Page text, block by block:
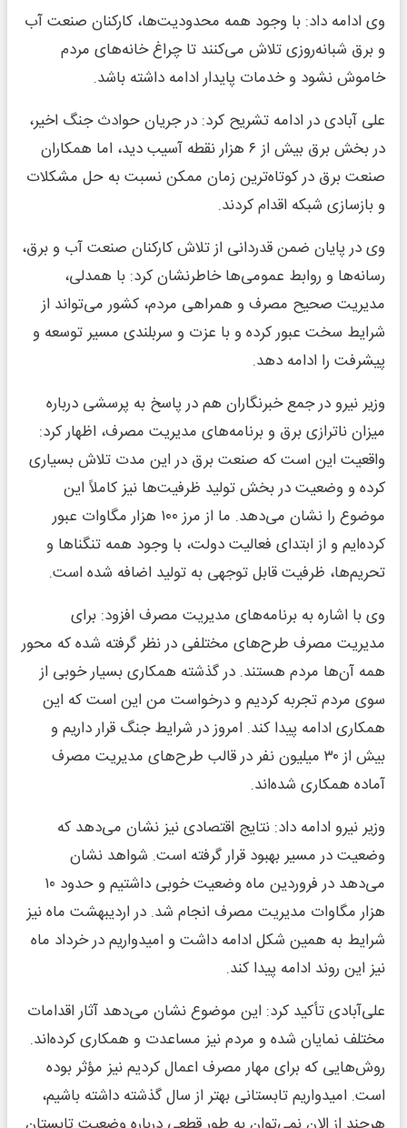
وی ادامه داد: با وجود همه محدودیت‌ها، کارکنان صنعت آب
و برق شبانه‌روزی تلاش می‌کنند تا چراغ خانه‌های مردم
خاموش نشود و خدمات پایدار ادامه داشته باشد.
علی آبادی در ادامه تشریح کرد: در جریان حوادث جنگ اخیر،
در بخش برق بیش از ۶ هزار نقطه آسیب دید، اما همکاران
صنعت برق در کوتاه‌ترین زمان ممکن نسبت به حل مشکلات
و بازسازی شبکه اقدام کردند.
وی در پایان ضمن قدردانی از تلاش کارکنان صنعت آب و برق،
رسانه‌ها و روابط عمومی‌ها خاطرنشان کرد: با همدلی،
مدیریت صحیح مصرف و همراهی مردم، کشور می‌تواند از
شرایط سخت عبور کرده و با عزت و سربلندی مسیر توسعه و
پیشرفت را ادامه دهد.
وزیر نیرو در جمع خبرنگاران هم در پاسخ به پرسشی درباره
میزان ناترازی برق و برنامه‌های مدیریت مصرف، اظهار کرد:
واقعیت این است که صنعت برق در این مدت تلاش بسیاری
کرده و وضعیت در بخش تولید ظرفیت‌ها نیز کاملاً این
موضوع را نشان می‌دهد. ما از مرز ۱۰۰ هزار مگاوات عبور
کرده‌ایم و از ابتدای فعالیت دولت، با وجود همه تنگناها و
تحریم‌ها، ظرفیت قابل توجهی به تولید اضافه شده است.
وی با اشاره به برنامه‌های مدیریت مصرف افزود: برای
مدیریت مصرف طرح‌های مختلفی در نظر گرفته شده که محور
همه آن‌ها مردم هستند. در گذشته همکاری بسیار خوبی از
سوی مردم تجربه کردیم و درخواست من این است که این
همکاری ادامه پیدا کند. امروز در شرایط جنگ قرار داریم و
بیش از ۳۰ میلیون نفر در قالب طرح‌های مدیریت مصرف
آماده همکاری شده‌اند.
وزیر نیرو ادامه داد: نتایج اقتصادی نیز نشان می‌دهد که
وضعیت در مسیر بهبود قرار گرفته است. شواهد نشان
می‌دهد در فروردین ماه وضعیت خوبی داشتیم و حدود ۱۰
هزار مگاوات مدیریت مصرف انجام شد. در اردیبهشت ماه نیز
شرایط به همین شکل ادامه داشت و امیدواریم در خرداد ماه
نیز این روند ادامه پیدا کند.
علی‌آبادی تأکید کرد: این موضوع نشان می‌دهد آثار اقدامات
مختلف نمایان شده و مردم نیز مساعدت و همکاری کرده‌اند.
روش‌هایی که برای مهار مصرف اعمال کردیم نیز مؤثر بوده
است. امیدواریم تابستانی بهتر از سال گذشته داشته باشیم،